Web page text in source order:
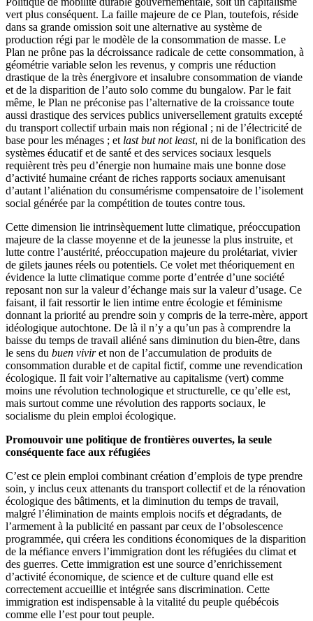
vert plus conséquent. La faille majeure de ce Plan, toutefois, réside
dans sa grande omission soit une alternative au système de
production régi par le modèle de la consommation de masse. Le
Plan ne prône pas la décroissance radicale de cette consommation, à
géométrie variable selon les revenus, y compris une réduction
drastique de la très énergivore et insalubre consommation de viande
et de la disparition de l’auto solo comme du bungalow. Par le fait
même, le Plan ne préconise pas l’alternative de la croissance toute
aussi drastique des services publics universellement gratuits excepté
du transport collectif urbain mais non régional ; ni de l’électricité de
base pour les ménages ; et last but not least, ni de la bonification des
systèmes éducatif et de santé et des services sociaux lesquels
requièrent très peu d’énergie non humaine mais une bonne dose
d’activité humaine créant de riches rapports sociaux amenuisant
d’autant l’aliénation du consumérisme compensatoire de l’isolement
social générée par la compétition de toutes contre tous.
Cette dimension lie intrinsèquement lutte climatique, préoccupation
majeure de la classe moyenne et de la jeunesse la plus instruite, et
lutte contre l’austérité, préoccupation majeure du prolétariat, vivier
de gilets jaunes réels ou potentiels. Ce volet met théoriquement en
évidence la lutte climatique comme porte d’entrée d’une société
reposant non sur la valeur d’échange mais sur la valeur d’usage. Ce
faisant, il fait ressortir le lien intime entre écologie et féminisme
donnant la priorité au prendre soin y compris de la terre-mère, apport
idéologique autochtone. De là il n’y a qu’un pas à comprendre la
baisse du temps de travail aliéné sans diminution du bien-être, dans
le sens du buen viviret non de l’accumulation de produits de
consommation durable et de capital fictif, comme une revendication
écologique. Il fait voir l’alternative au capitalisme (vert) comme
moins une révolution technologique et structurelle, ce qu’elle est,
mais surtout comme une révolution des rapports sociaux, le
socialisme du plein emploi écologique.
Promouvoir une politique de frontières ouvertes, la seule
conséquente face aux réfugiées
C’est ce plein emploi combinant création d’emplois de type prendre
soin, y inclus ceux attenants du transport collectif et de la rénovation
écologique des bâtiments, et la diminution du temps de travail,
malgré l’élimination de maints emplois nocifs et dégradants, de
l’armement à la publicité en passant par ceux de l’obsolescence
programmée, qui créera les conditions économiques de la disparition
de la méfiance envers l’immigration dont les réfugiées du climat et
des guerres. Cette immigration est une source d’enrichissement
d’activité économique, de science et de culture quand elle est
correctement accueillie et intégrée sans discrimination. Cette
immigration est indispensable à la vitalité du peuple québécois
comme elle l’est pour tout peuple.